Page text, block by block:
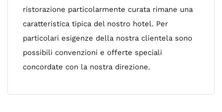
ristorazione particolarmente curata rimane una
caratteristica tipica del nostro hotel. Per
particolari esigenze della nostra clientela sono
possibili convenzioni e offerte speciali
concordate con la nostra direzione.